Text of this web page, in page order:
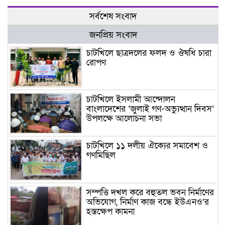
সর্বশেষ সংবাদ
জনপ্রিয় সংবাদ
চাটখিলে ছাত্রদলের ফলদ ও ঔষধি চারা
রোপণ
চাটখিলে ইসলামী আন্দোলন
বাংলাদেশের ‘জুলাই গণ-অভ্যুত্থান দিবস’
উপলক্ষে আলোচনা সভা
চাটখিলে ১১ দলীয় ঐক্যের সমাবেশ ও
গণমিছিল
সম্পত্তি দখল করে বহুতল ভবন নির্মাণের
অভিযোগ, নির্মাণ কাজ বন্ধে ইউএনও’র
হস্তক্ষেপ কামনা